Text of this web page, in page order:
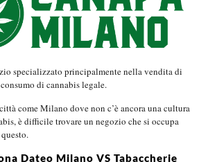
specializzato principalmente nella vendita di
di cannabis legale.
come Milano dove non c’è ancora una cultura
è difficile trovare un negozio che si occupa
Dateo Milano VS Tabaccherie